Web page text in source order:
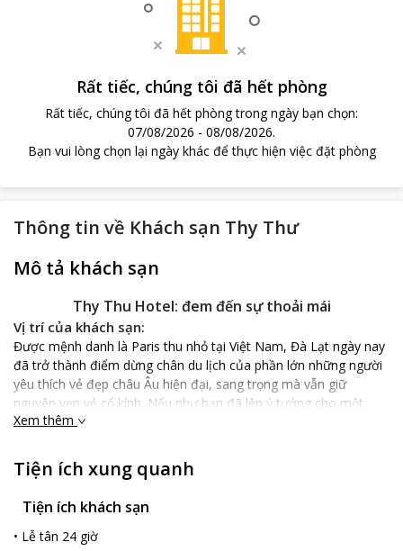
Rất tiếc, chúng tôi đã hết phòng
Rất tiếc, chúng tôi đã hết phòng trong ngày bạn chọn:
07/08/2026 - 08/08/2026.
Bạn vui lòng chọn lại ngày khác để thực hiện việc đặt phòng
Thông tin về Khách sạn Thy Thư
Mô tả khách sạn
Thy Thu Hotel: đem đến sự thoải mái
Vị trí của khách sạn:
Được mệnh danh là Paris thu nhỏ tại Việt Nam, Đà Lạt ngày nay
đã trở thành điểm dừng chân du lịch của phần lớn những người
yêu thích vẻ đẹp châu Âu hiện đại, sang trọng mà vẫn giữ
nguyên vẹn vẻ cổ kính. Nếu như bạn đã lên ý tưởng cho một
chuyến du lịch đến Đà Lạt, nhưng vẫn còn băn khoăn về việc lựa
Điểm đặc trưng của khách sạn:
Khách sạn gồm 15 phòng rộng rãi, thoải mái, thuận tiện. Phòng
ốc thiết kế đơn giản, trang nhã được trang bị sàn gỗ cứng, đồ
hoạt tính, ga gối cao cấp. Du khách có thế truy cập internet tốc
Xem thêm
Tiện ích xung quanh
Tiện ích khách sạn
• Lễ tân 24 giờ